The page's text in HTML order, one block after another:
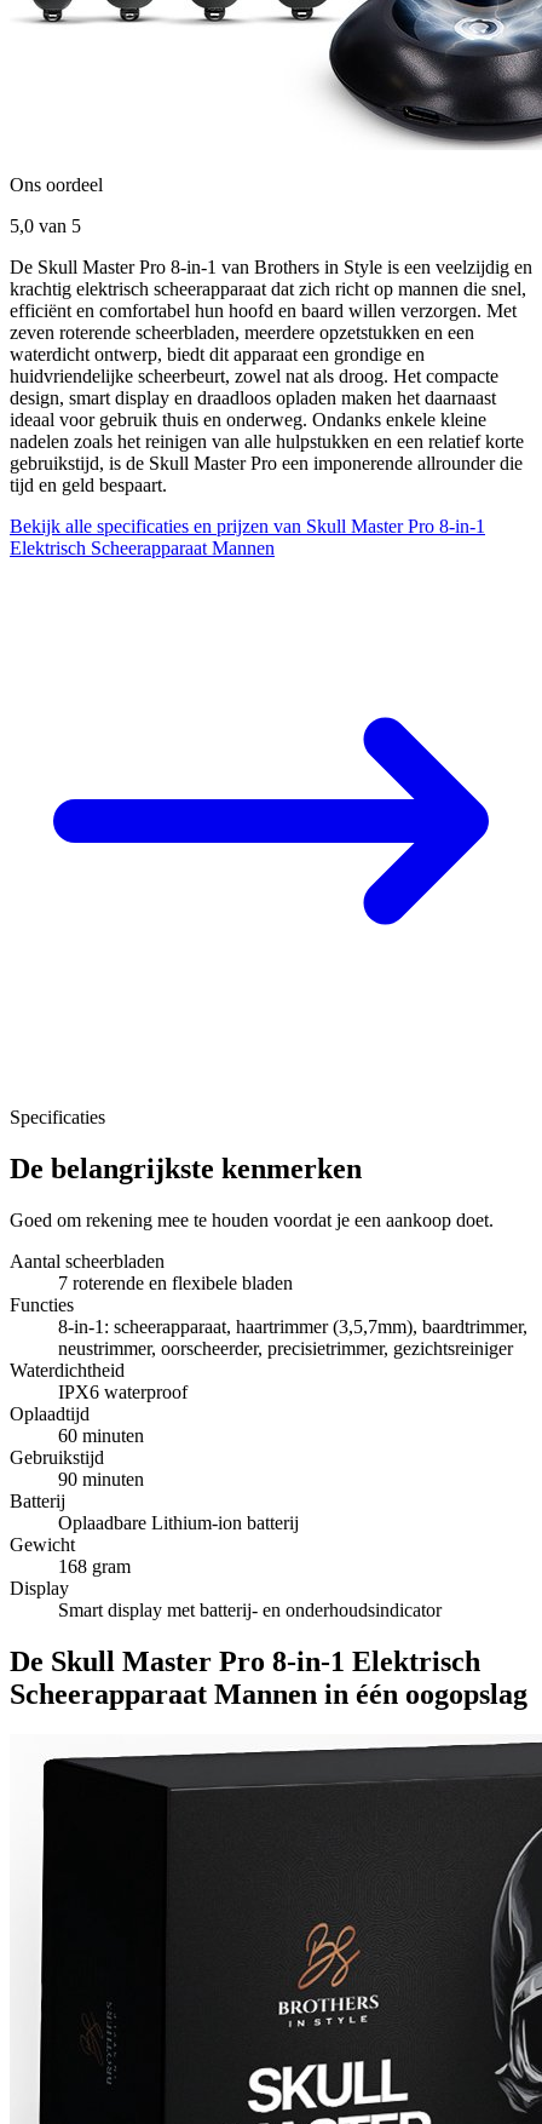
Ons oordeel
5,0 van 5
De Skull Master Pro 8-in-1 van Brothers in Style is een veelzijdig en
krachtig elektrisch scheerapparaat dat zich richt op mannen die snel,
efficiënt en comfortabel hun hoofd en baard willen verzorgen. Met
zeven roterende scheerbladen, meerdere opzetstukken en een
waterdicht ontwerp, biedt dit apparaat een grondige en
huidvriendelijke scheerbeurt, zowel nat als droog. Het compacte
design, smart display en draadloos opladen maken het daarnaast
ideaal voor gebruik thuis en onderweg. Ondanks enkele kleine
nadelen zoals het reinigen van alle hulpstukken en een relatief korte
gebruikstijd, is de Skull Master Pro een imponerende allrounder die
tijd en geld bespaart.
Bekijk alle specificaties en prijzen van Skull Master Pro 8-in-1
Elektrisch Scheerapparaat Mannen
Specificaties
De belangrijkste kenmerken
Goed om rekening mee te houden voordat je een aankoop doet.
Aantal scheerbladen
7 roterende en flexibele bladen
Functies
8-in-1: scheerapparaat, haartrimmer (3,5,7mm), baardtrimmer,
neustrimmer, oorscheerder, precisietrimmer, gezichtsreiniger
Waterdichtheid
IPX6 waterproof
Oplaadtijd
60 minuten
Gebruikstijd
90 minuten
Batterij
Oplaadbare Lithium-ion batterij
Gewicht
168 gram
Display
Smart display met batterij- en onderhoudsindicator
De Skull Master Pro 8-in-1 Elektrisch
Scheerapparaat Mannen in één oogopslag